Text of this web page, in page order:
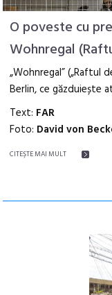
O poveste cu
Wohnregal
„Wohnregal” („Raftul
Berlin, ce găzduiește
Text: FAR
Foto: David von
CITEŞTE MAI MULT